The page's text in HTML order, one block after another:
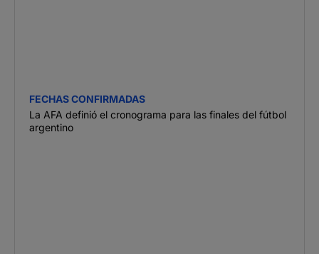
FECHAS CONFIRMADAS
La AFA definió el cronograma para las finales del fútbol
argentino